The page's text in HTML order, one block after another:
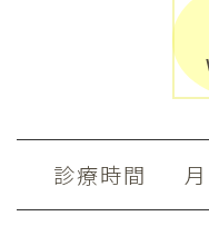
診療時間 月